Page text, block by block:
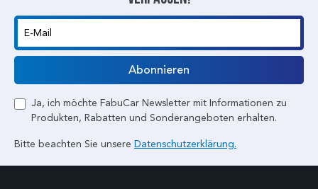
E-Mail
Abonnieren
Ja, ich möchte FabuCar Newsletter mit Informationen zu
Produkten, Rabatten und Sonderangeboten erhalten.
Bitte beachten Sie unsere Datenschutzerklärung.